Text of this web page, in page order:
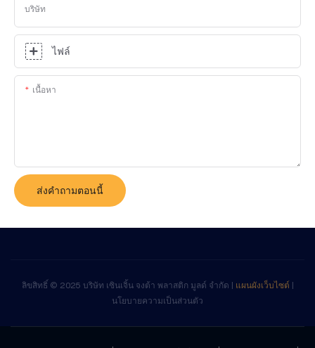
บริษัท
ไฟล์
เนื้อหา
ส่งคำถามตอนนี้
ลิขสิทธิ์ © 2025 บริษัท เซินเจิ้น จงต้า พลาสติก มูลด์ จำกัด | แผนผังเว็บไซต์ |
นโยบายความเป็นส่วนตัว